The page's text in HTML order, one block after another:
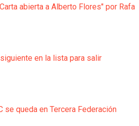
abierta a Alberto Flores" por Rafa
en la lista para salir
se queda en Tercera Federación